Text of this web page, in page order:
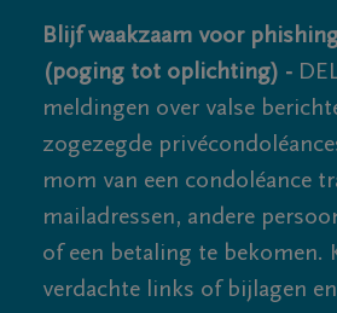
Blijf waakzaam voor
(poging tot oplichting) -
meldingen over valse
zogezegde
mom van een condoléance
mailadressen, andere
of een betaling te bekomen.
verdachte links of bijlagen